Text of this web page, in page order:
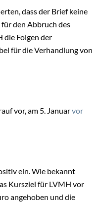
dass der Brief keine
den Abbruch des
die Folgen der
für die Verhandlung von
vor, am 5. Januarvor
ein. Wie bekannt
Kursziel für LVMH vor
angehoben und die